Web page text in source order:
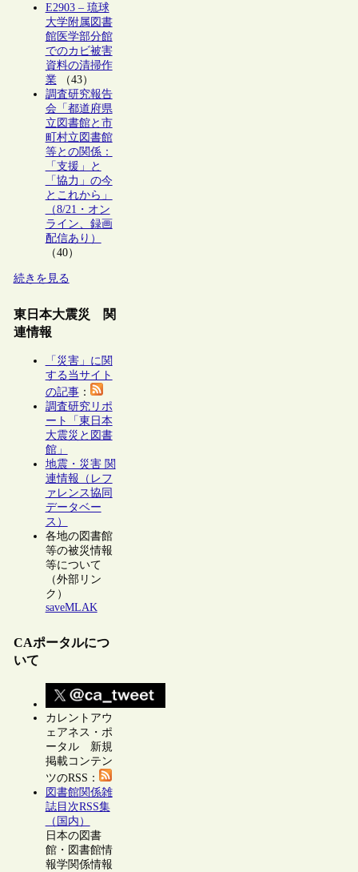
E2903 – 琉球
大学附属図書
館医学部分館
でのカビ被害
資料の清掃作
業（43）
調査研究報告
会「都道府県
立図書館と市
町村立図書館
等との関係：
「支援」と
「協力」の今
とこれから」
（8/21・オン
ライン、録画
配信あり）
（40）
続きを見る
東日本大震災 関
連情報
「災害」に関
する当サイト
の記事：
調査研究リポ
ート「東日本
大震災と図書
館」
地震・災害 関
連情報（レフ
ァレンス協同
データベー
ス）
各地の図書館
等の被災情報
等について
（外部リン
ク）
saveMLAK
CAポータルにつ
いて
カレントアウ
ェアネス・ポ
ータル 新規
掲載コンテン
ツのRSS：
図書館関係雑
誌目次RSS集
（国内）
日本の図書
館・図書館情
報学関係情報